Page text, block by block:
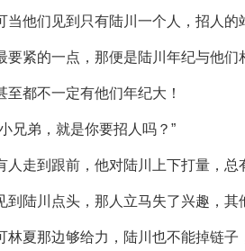
当他们见到只有陆川一个人，招人的
要紧的一点，那便是陆川年纪与他们
至都不一定有他们年纪大！
兄弟，就是你要招人吗？”
人走到跟前，他对陆川上下打量，总
到陆川点头，那人立马失了兴趣，其
林夏那边够给力，陆川也不能掉链子